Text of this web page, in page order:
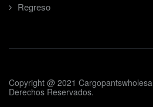
Regreso
Copyright @ 2021
Derechos Reservados.